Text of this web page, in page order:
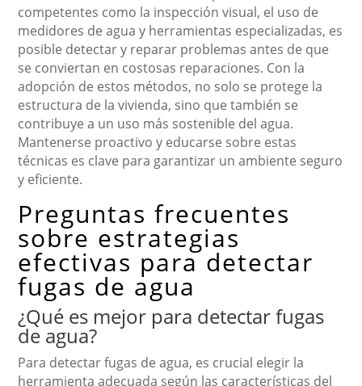
competentes como la inspección visual, el uso de
medidores de agua y herramientas especializadas, es
posible detectar y reparar problemas antes de que
se conviertan en costosas reparaciones. Con la
adopción de estos métodos, no solo se protege la
estructura de la vivienda, sino que también se
contribuye a un uso más sostenible del agua.
Mantenerse proactivo y educarse sobre estas
técnicas es clave para garantizar un ambiente seguro
y eficiente.
Preguntas frecuentes
sobre estrategias
efectivas para detectar
fugas de agua
¿Qué es mejor para detectar fugas
de agua?
Para detectar fugas de agua, es crucial elegir la
herramienta adecuada según las características del